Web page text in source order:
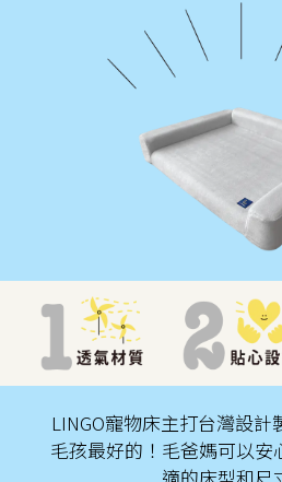
LINGO寵物床主打台灣設
毛孩最好的！毛爸媽可以安